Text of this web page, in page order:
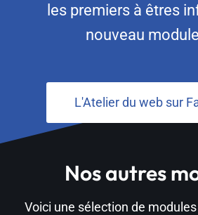
les premiers à êtres
nouveau
L'Atelier du web sur
Nos autres
Voici une sélection de